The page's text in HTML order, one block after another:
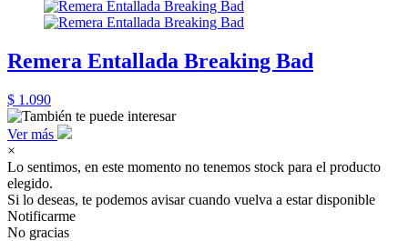
Remera Entallada Breaking Bad
$ 1.090
Ver más
×
Lo sentimos, en este momento no tenemos stock para el producto
elegido.
Si lo deseas, te podemos avisar cuando vuelva a estar disponible
Notificarme
No gracias